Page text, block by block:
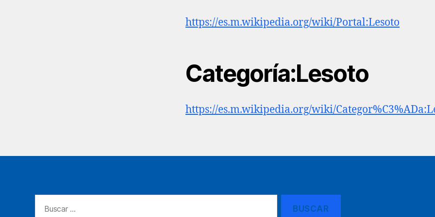
https://es.m.wikipedia.org/wiki/Portal:Lesoto
Categoría:Lesoto
https://es.m.wikipedia.org/wiki/